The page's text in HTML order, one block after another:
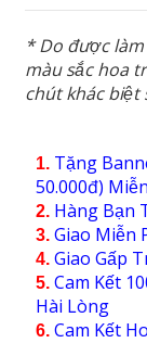
* Do được
màu sắc hoa
chút khác biệt
1. Tặng
50.000đ)
2. Hàng Bạn
3. Giao Miễn
4. Giao Gấp
5. Cam Kết
Hài Lòng
6. Cam Kết